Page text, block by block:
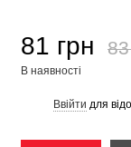
81 грн
В наявності
Ввійти для